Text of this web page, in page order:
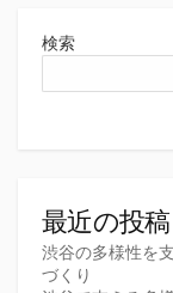
ペ
り
検索
最近の投稿
渋谷の多様性を
づくり